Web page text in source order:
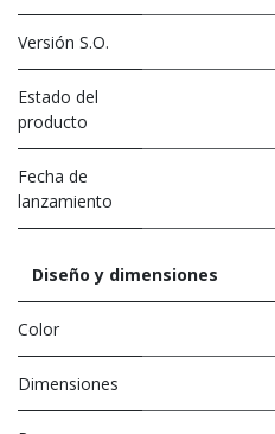
Versión S.O.
Estado del
producto
Fecha de
lanzamiento
Diseño y dimensiones
Color
Dimensiones